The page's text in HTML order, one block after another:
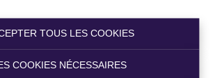
TOUS LES COOKIES
COOKIES NÉCESSAIRES